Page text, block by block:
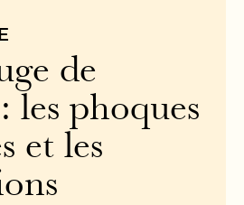
de
les phoques
et les